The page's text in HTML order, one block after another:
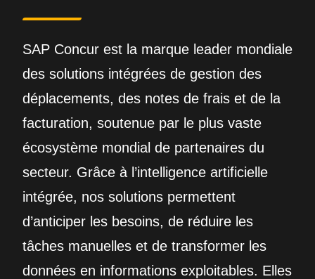
SAP Concur est la marque leader mondiale
des solutions intégrées de gestion des
déplacements, des notes de frais et de la
facturation, soutenue par le plus vaste
écosystème mondial de partenaires du
secteur. Grâce à l’intelligence artificielle
intégrée, nos solutions permettent
d’anticiper les besoins, de réduire les
tâches manuelles et de transformer les
données en informations exploitables. Elles